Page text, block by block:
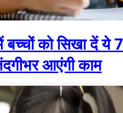
बच्चों को सिखा दें ये 7
आएंगी काम